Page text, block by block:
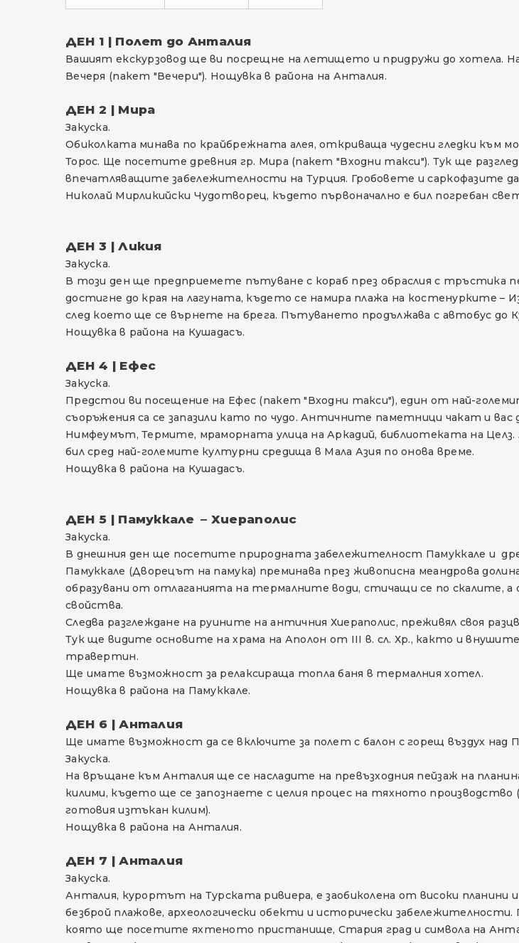
ДЕН 1 | Полет до Анталия
Вашият екскурзовод ще ви посрещне на летището и придружи до хотела.
Вечеря (пакет "Вечери"). Нощувка в района на Анталия.
ДЕН 2 | Мира
Закуска.
Обиколката минава по крайбрежната алея, откриваща чудесни гледки към
Торос. Ще посетите древния гр. Мира (пакет "Входни такси"). Тук ще
впечатляващите забележителности на Турция. Гробовете и саркофазите
Николай Мирликийски Чудотворец, където първоначално е бил погребан
ДЕН 3 | Ликия
Закуска.
В този ден ще предприемете пътуване с кораб през обраслия с тръстика
достигне до края на лагуната, където се намира плажа на костенурките –
след което ще се върнете на брега. Пътуването продължава с автобус до
Нощувка в района на Кушадасъ.
ДЕН 4 | Ефес
Закуска.
Предстои ви посещение на Ефес (пакет "Входни такси"), един от най-
съоръжения са се запазили като по чудо. Античните паметници чакат и
Нимфеумът, Термите, мраморната улица на Аркадий, библиотеката на
бил сред най-големите културни средища в Мала Азия по онова време.
Нощувка в района на Кушадасъ.
ДЕН 5 | Памуккале – Хиераполис
Закуска.
В днешния ден ще посетите природната забележителност Памуккале и
Памуккале (Дворецът на памука) преминава през живописна меандрова
образувани от отлаганията на термалните води, стичащи се по
свойства.
Следва разглеждане на руините на античния Хиераполис, преживял своя
Тук ще видите основите на храма на Аполон от III в. сл. Хр., както и
травертин.
Ще имате възможност за релаксираща топла баня в термалния хотел.
Нощувка в района на Памуккале.
ДЕН 6 | Анталия
Ще имате възможност да се включите за полет с балон с горещ въздух над
Закуска.
На връщане към Анталия ще се насладите на превъзходния пейзаж на
килими, където ще се запознаете с целия процес на тяхното производство
готовия изтъкан килим).
Нощувка в района на Анталия.
ДЕН 7 | Анталия
Закуска.
Анталия, курортът на Турската ривиера, е заобиколена от високи
безброй плажове, археологически обекти и исторически
която ще посетите яхтеното пристанище, Стария град и символа на